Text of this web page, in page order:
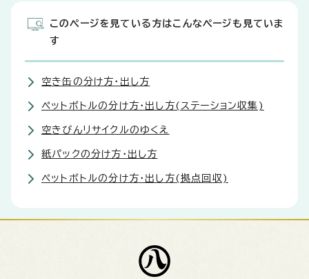
このページを見ている方はこんなページも見ていま
す
空き缶の分け方・出し方
ペットボトルの分け方・出し方(ステーション収集)
空きびんリサイクルのゆくえ
紙パックの分け方・出し方
ペットボトルの分け方・出し方(拠点回収)